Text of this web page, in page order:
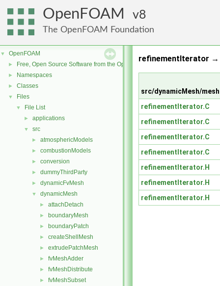
OpenFOAM 8
The OpenFOAM Foundation
▼ OpenFOAM
► Free, Open Source Software from the OpenFOAM Foundation
► Namespaces
► Classes
▼ Files
▼ File List
► applications
▼ src
► atmosphericModels
► combustionModels
► conversion
► dummyThirdParty
► dynamicFvMesh
▼ dynamicMesh
► attachDetach
► boundaryMesh
► boundaryPatch
► createShellMesh
► extrudePatchMesh
► fvMeshAdder
► fvMeshDistribute
► fvMeshSubset
refinementIterator →
src/dynamicMesh/
refinementIterator.C
refinementIterator.C
refinementIterator.C
refinementIterator.C
refinementIterator.H
refinementIterator.H
refinementIterator.H